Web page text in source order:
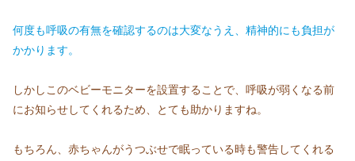
何度も呼吸の有無を確認するのは大変なうえ、精神的にも負担が
かかります。
しかしこのベビーモニターを設置することで、呼吸が弱くなる前
にお知らせしてくれるため、とても助かりますね。
もちろん、赤ちゃんがうつぶせで眠っている時も警告してくれる